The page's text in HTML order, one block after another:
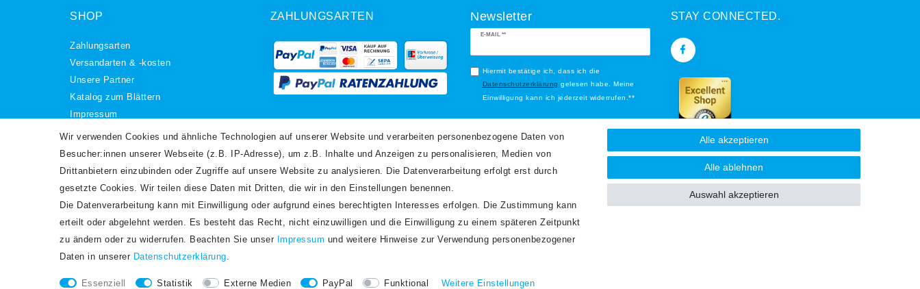
SHOP
Zahlungsarten
Versandarten & -kosten
Unsere Partner
Katalog zum Blättern
Impressum
Daten­schutz­erklärung
AGB
Barrierefreiheitserklärung
Widerrufs­recht
Kontakt
Vertrag widerrufen
ZAHLUNGSARTEN
VERSANDARTEN
Newsletter
E-MAIL **
Newsletter
Honig
Hiermit bestätige ich, dass ich die
Daten­schutz­erklärung gelesen habe. Meine
Einwilligung kann ich jederzeit widerrufen.**
** Hierbei handelt es sich um ein Pflichtfeld.
STAY CONNECTED.
Wir verwenden Cookies und ähnliche Technologien auf unserer Website und verarbeiten personenbezogene Daten von
Besucher:innen unserer Webseite (z.B. IP-Adresse), um z.B. Inhalte und Anzeigen zu personalisieren, Medien von
Drittanbietern einzubinden oder Zugriffe auf unsere Website zu analysieren. Die Datenverarbeitung erfolgt erst durch
gesetzte Cookies. Wir teilen diese Daten mit Dritten, die wir in den Einstellungen benennen.
Die Datenverarbeitung kann mit Einwilligung oder aufgrund eines berechtigten Interesses erfolgen. Die Zustimmung kann
erteilt oder abgelehnt werden. Es besteht das Recht, nicht einzuwilligen und die Einwilligung zu einem späteren Zeitpunkt
zu ändern oder zu widerrufen. Beachten Sie unser
Impressum und weitere Hinweise zur Verwendung personenbezogener
Daten in unserer Daten­schutz­erklärung.
Essenziell Statistik Externe Medien PayPal Funktional Weitere Einstellungen
Alle akzeptieren
Alle ablehnen
Auswahl akzeptieren